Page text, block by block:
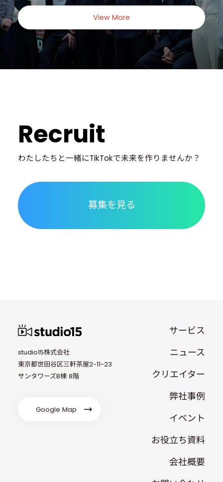
View More
Recruit
わたしたちと一緒にTikTokで未来を作りませんか？
募集を見る
studio15株式会社
東京都世田谷区三軒茶屋2-11-23
サンタワーズB棟 8階
Google Map
サービス
ニュース
クリエイター
弊社事例
イベント
お役立ち資料
会社概要